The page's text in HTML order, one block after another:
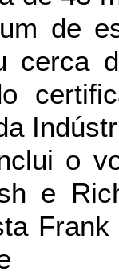
de
cerca
o
e